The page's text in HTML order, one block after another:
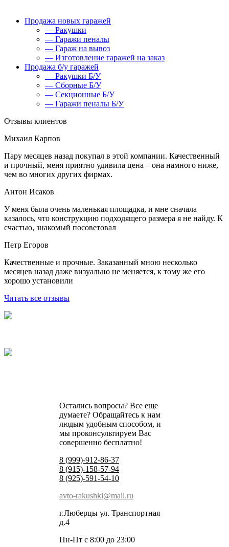
Продажа новых гаражей
— Ракушки
— Гаражи пеналы
— Гараж на вывоз
— Изготовление гаражей на заказ
Продажа б/у гаражей
— Ракушки Б/У
— Сборные Б/У
— Секционные Б/У
— Гаражи пеналы Б/У
Отзывы клиентов
Михаил Карпов
Пару месяцев назад покупал в этой компании. Качественный
и прочный, меня приятно удивила цена – она намного ниже,
чем во многих других фирмах.
Антон Исаков
У меня была очень маленькая площадка, и мне сначала
казалось, что конструкцию подходящего размера я не найду. К
счастью, знакомый посоветовал
Петр Егоров
Качественные и прочные. Заказанный мною несколько
месяцев назад даже визуально не меняется, к тому же его
хорошо установили
Читать все отзывы
Остались вопросы? Все еще
думаете? Обращайтесь к нам
людым удобным способом, и
мы проконсультируем Вас
совершенно бесплатно!
8 (999)-912-86-37
8 (915)-158-57-94
8 (925)-591-54-10
avto-rakushki@mail.ru
г.Люберцы ул. Транспортная
д.4
Пн-Пт с 8:00 до 23:00